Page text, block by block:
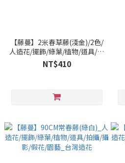
【藤蔓】2米春草藤(淺金)/2色/
人造花/擺飾/綠葉/植物/道具/拍
攝/攝影/假花/園藝/擬真花/仿真
花_台灣造花
NT$410